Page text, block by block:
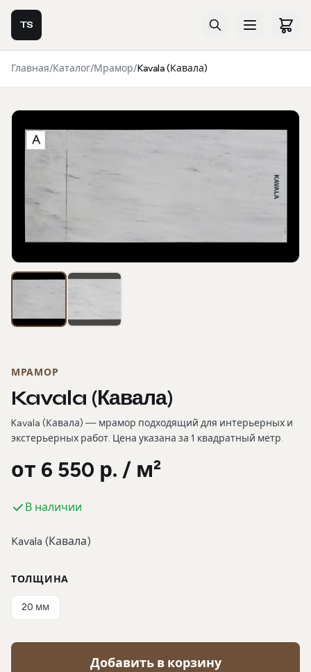
TS
Главная/Каталог/Мрамор/Kavala (Кавала)
Фотогалерея
МРАМОР
Kavala (Кавала)
Kavala (Кавала) — мрамор подходящий для интерьерных и
экстерьерных работ. Цена указана за 1 квадратный метр.
от 6 550 р. / м²
В наличии
Kavala (Кавала)
ТОЛЩИНА
20 мм
Добавить в корзину